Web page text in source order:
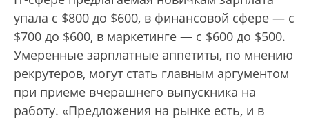
упала с $800 до $600, в финансовой сфере — с
$700 до $600, в маркетинге — с $600 до $500.
Умеренные зарплатные аппетиты, по мнению
рекрутеров, могут стать главным аргументом
при приеме вчерашнего выпускника на
работу. «Предложения на рынке есть, и в